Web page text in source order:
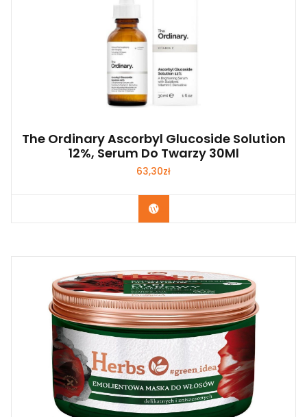
The Ordinary Ascorbyl Glucoside Solution
12%, Serum Do Twarzy 30Ml
63,30zł
Zobacz